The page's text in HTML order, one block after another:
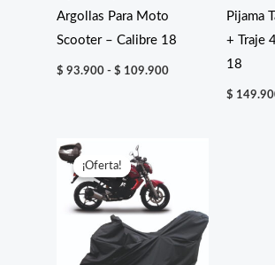
Argollas Para Moto
Scooter – Calibre 18
$ 93.900 - $ 109.900Rango
Pijama
+ Traje
18
$
¡Oferta!
¡Oferta!